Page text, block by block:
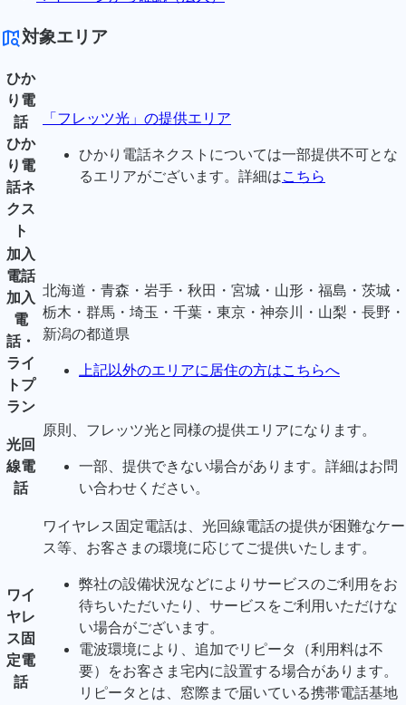
対象エリア
ひか
り電
話
ひか
り電
話ネ
クス
ト
「フレッツ光」の提供エリア
ひかり電話ネクストについては一部提供不可とな
るエリアがございます。詳細はこちら
加入
電話
加入
電
話・
ライ
トプ
ラン
北海道・青森・岩手・秋田・宮城・山形・福島・茨城・
栃木・群馬・埼玉・千葉・東京・神奈川・山梨・長野・
新潟の都道県
上記以外のエリアに居住の方はこちらへ
光回
線電
話
原則、フレッツ光と同様の提供エリアになります。
一部、提供できない場合があります。詳細はお問
い合わせください。
ワイ
ヤレ
ス固
定電
話
ワイヤレス固定電話は、光回線電話の提供が困難なケー
ス等、お客さまの環境に応じてご提供いたします。
弊社の設備状況などによりサービスのご利用をお
待ちいただいたり、サービスをご利用いただけな
い場合がございます。
電波環境により、追加でリピータ（利用料は不
要）をお客さま宅内に設置する場合があります。
リピータとは、窓際まで届いている携帯電話基地